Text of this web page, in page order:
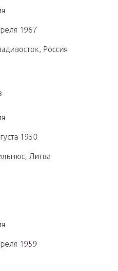
1967
Россия
1950
Литва
1959